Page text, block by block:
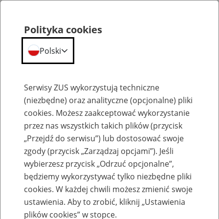
Szkolenia
Zaproś ZUS do siebie: Aktywni 50+
Polityka cookies
Polski
Serwisy ZUS wykorzystują techniczne
(niezbędne) oraz analityczne (opcjonalne) pliki
cookies. Możesz zaakceptować wykorzystanie
przez nas wszystkich takich plików (przycisk
„Przejdź do serwisu”) lub dostosować swoje
zgody (przycisk „Zarządzaj opcjami”). Jeśli
wybierzesz przycisk „Odrzuć opcjonalne”,
będziemy wykorzystywać tylko niezbędne pliki
cookies. W każdej chwili możesz zmienić swoje
ustawienia. Aby to zrobić, kliknij „Ustawienia
plików cookies” w stopce.